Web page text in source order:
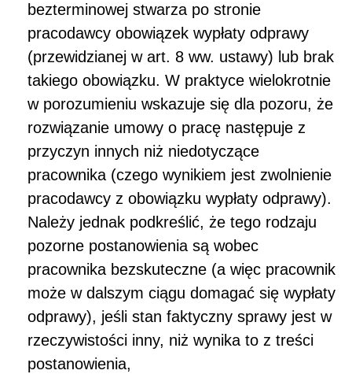
bezterminowej stwarza po stronie
pracodawcy obowiązek wypłaty odprawy
(przewidzianej w art. 8 ww. ustawy) lub brak
takiego obowiązku. W praktyce wielokrotnie
w porozumieniu wskazuje się dla pozoru, że
rozwiązanie umowy o pracę następuje z
przyczyn innych niż niedotyczące
pracownika (czego wynikiem jest zwolnienie
pracodawcy z obowiązku wypłaty odprawy).
Należy jednak podkreślić, że tego rodzaju
pozorne postanowienia są wobec
pracownika bezskuteczne (a więc pracownik
może w dalszym ciągu domagać się wypłaty
odprawy), jeśli stan faktyczny sprawy jest w
rzeczywistości inny, niż wynika to z treści
postanowienia,